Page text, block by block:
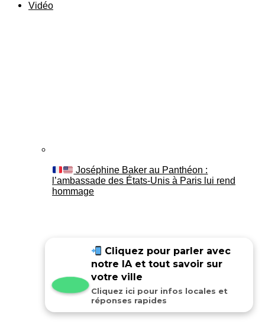
Vidéo
Joséphine Baker au Panthéon :
l’ambassade des États-Unis à Paris lui rend
hommage
Cliquez pour parler avec
notre IA et tout savoir sur
votre ville
Cliquez ici pour infos locales et
réponses rapides